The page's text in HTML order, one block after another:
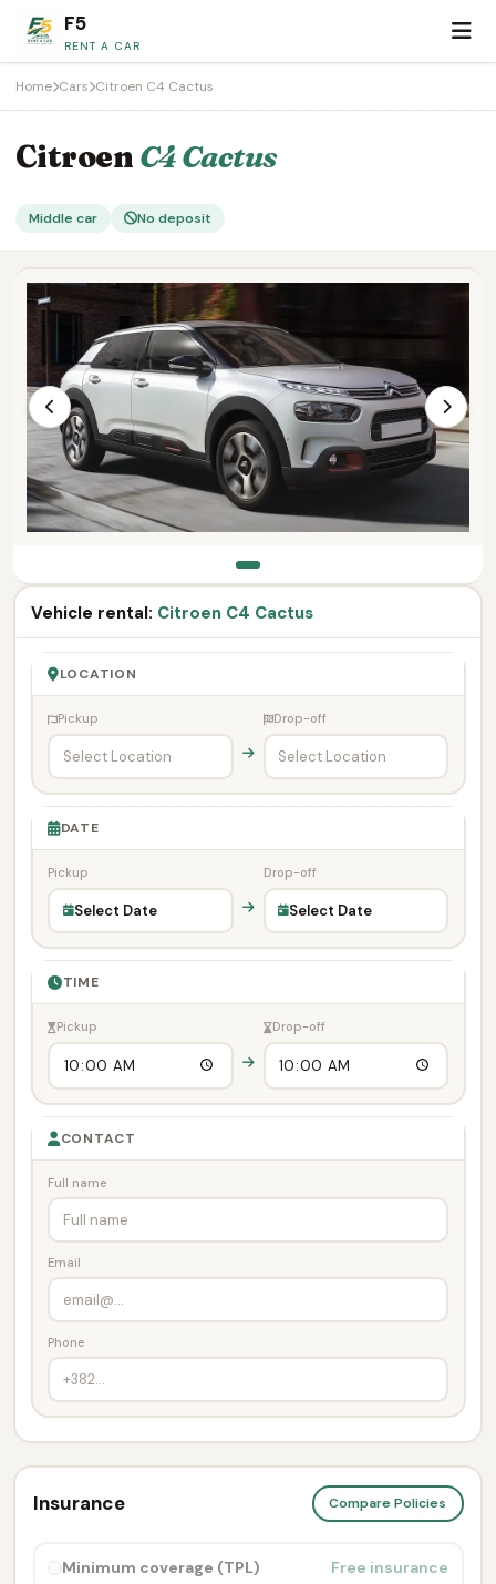
F5
RENT A CAR
Home Cars Citroen C4 Cactus
Citroen C4 Cactus
Middle car No deposit
Vehicle rental: Citroen C4 Cactus
LOCATION
Pickup Drop-off
DATE
Pickup
Select Date
Drop-off
Select Date
TIME
Pickup Drop-off
CONTACT
Full name
Email
Phone
Insurance Compare Policies
Minimum coverage (TPL) Free insurance